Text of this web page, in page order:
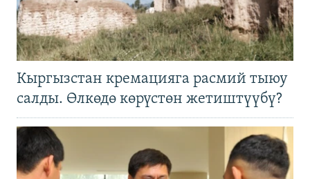
Кыргызстан кремацияга расмий тыюу
салды. Өлкөдө көрүстөн жетиштүүбү?